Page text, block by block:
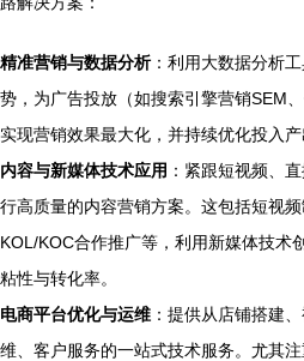
精准营销与数据分析：利用大数据分析
势，为广告投放（如搜索引擎营销SEM
实现营销效果最大化，并持续优化投入产
内容与新媒体技术应用 ：紧跟短视频、
行高质量的内容营销方案。这包括短视频
KOL/KOC合作推广等，利用新媒体技术
粘性与转化率。
电商平台优化与运维 ：提供从店铺搭建
维、客户服务的一站式技术服务。尤其